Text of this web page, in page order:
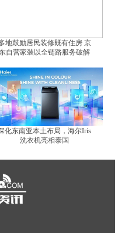
地鼓励居民装修既有住房 京
东自营家装以全链路服务破解
化东南亚本土布局，海尔Iris
洗衣机亮相泰国